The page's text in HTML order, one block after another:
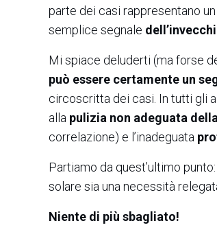
parte dei casi rappresentano
semplice segnale
Mi spiace deluderti (ma forse
può essere certamente un
circoscritta dei casi. In tutti gli
alla pulizia non adeguata
correlazione) e l’inadeguata
Partiamo da quest’ultimo
solare sia una necessità
Niente di più sbagliato!